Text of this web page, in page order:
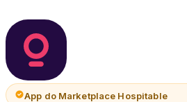
App do Marketplace Hospitable